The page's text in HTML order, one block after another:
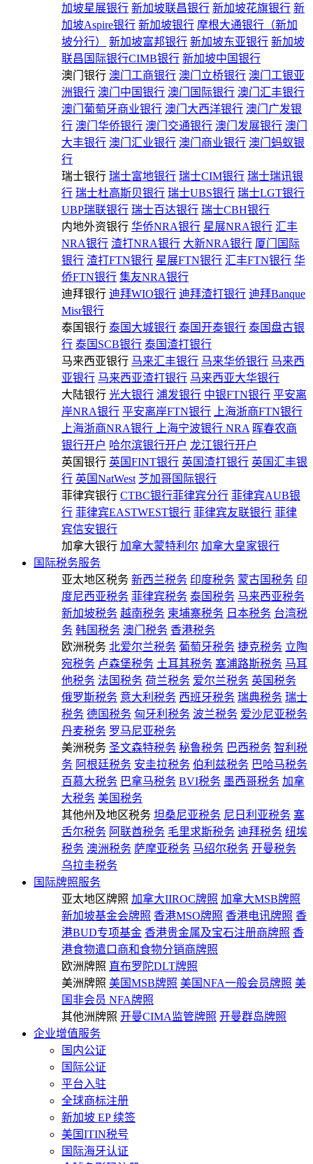
加坡星展银行 新加坡联昌银行 新加坡花旗银行 新
加坡Aspire银行 新加坡银行 摩根大通银行（新加
坡分行）
新加坡富邦银行 新加坡东亚银行 新加坡
联昌国际银行CIMB银行 新加坡中国银行
澳门银行 澳门工商银行 澳门立桥银行 澳门工银亚
洲银行 澳门中国银行 澳门国际银行 澳门汇丰银行
澳门葡萄牙商业银行 澳门大西洋银行 澳门广发银
行 澳门华侨银行 澳门交通银行 澳门发展银行 澳门
大丰银行 澳门汇业银行 澳门商业银行 澳门蚂蚁银
行
瑞士银行 瑞士富地银行 瑞士CIM银行 瑞士瑞讯银
行 瑞士杜高斯贝银行 瑞士UBS银行 瑞士LGT银行
UBP瑞联银行 瑞士百达银行 瑞士CBH银行
内地外资银行 华侨NRA银行 星展NRA银行 汇丰
NRA银行 渣打NRA银行 大新NRA银行 厦门国际
银行 渣打FTN银行 星展FTN银行 汇丰FTN银行 华
侨FTN银行 集友NRA银行
迪拜银行 迪拜WIO银行 迪拜渣打银行 迪拜Banque
Misr银行
泰国银行 泰国大城银行 泰国开泰银行 泰国盘古银
行 泰国SCB银行 泰国渣打银行
马来西亚银行 马来汇丰银行 马来华侨银行 马来西
亚银行 马来西亚渣打银行 马来西亚大华银行
大陆银行 光大银行 浦发银行 中银FTN银行 平安离
岸NRA银行 平安离岸FTN银行
上海浙商FTN银行
上海浙商NRA银行
上海宁波银行 NRA 晖春农商
银行开户 哈尔滨银行开户 龙江银行开户
英国银行 英国FINT银行 英国渣打银行 英国汇丰银
行 英国NatWest 芝加哥国际银行
菲律宾银行 CTBC银行菲律宾分行 菲律宾AUB银
行 菲律宾EASTWEST银行 菲律宾友联银行 菲律
宾信安银行
加拿大银行 加拿大蒙特利尔 加拿大皇家银行
国际税务服务
亚太地区税务 新西兰税务 印度税务 蒙古国税务 印
度尼西亚税务 菲律宾税务 泰国税务 马来西亚税务
新加坡税务 越南税务 柬埔寨税务 日本税务 台湾税
务 韩国税务 澳门税务 香港税务
欧洲税务 北爱尔兰税务 葡萄牙税务 捷克税务 立陶
宛税务 卢森堡税务 土耳其税务 塞浦路斯税务 马耳
他税务 法国税务 荷兰税务 爱尔兰税务 英国税务
俄罗斯税务 意大利税务 西班牙税务 瑞典税务 瑞士
税务 德国税务 匈牙利税务 波兰税务 爱沙尼亚税务
丹麦税务 罗马尼亚税务
美洲税务 圣文森特税务 秘鲁税务 巴西税务 智利税
务 阿根廷税务 安圭拉税务 伯利兹税务 巴哈马税务
百慕大税务 巴拿马税务 BVI税务 墨西哥税务 加拿
大税务 美国税务
其他州及地区税务 坦桑尼亚税务 尼日利亚税务 塞
舌尔税务 阿联酋税务 毛里求斯税务 迪拜税务 纽埃
税务 澳洲税务 萨摩亚税务 马绍尔税务 开曼税务
乌拉圭税务
国际牌照服务
亚太地区牌照 加拿大IIROC牌照 加拿大MSB牌照
新加坡基金会牌照 香港MSO牌照 香港电讯牌照 香
港BUD专项基金 香港贵金属及宝石注册商牌照 香
港食物遣口商和食物分销商牌照
欧洲牌照 直布罗陀DLT牌照
美洲牌照 美国MSB牌照 美国NFA一般会员牌照 美
国非会员 NFA牌照
其他洲牌照 开曼CIMA监管牌照 开曼群岛牌照
企业增值服务
国内公证
国际公证
平台入驻
全球商标注册
新加坡 EP 续签
美国ITIN税号
国际海牙认证